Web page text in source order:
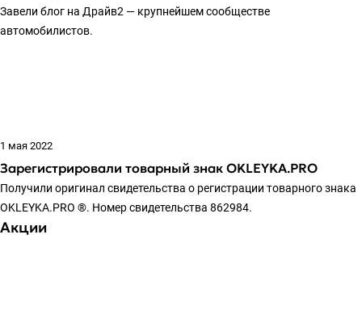
Завели блог на Драйв2 — крупнейшем сообществе
автомобилистов.
1 мая 2022
Зарегистрировали товарный знак OKLEYKA.PRO
Получили оригинал свидетельства о регистрации товарного знака
OKLEYKA.PRO ®. Номер свидетельства 862984.
Акции